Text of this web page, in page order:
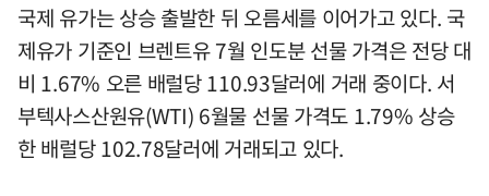
국제 유가는 상승 출발한 뒤 오름세를 이어가고 있다. 국
제유가 기준인 브렌트유 7월 인도분 선물 가격은 전당 대
비 1.67% 오른 배럴당 110.93달러에 거래 중이다. 서
부텍사스산원유(WTI) 6월물 선물 가격도 1.79% 상승
한 배럴당 102.78달러에 거래되고 있다.